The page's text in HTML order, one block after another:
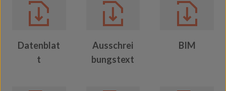
Datenblat
t
Ausschrei
bungstext
BIM